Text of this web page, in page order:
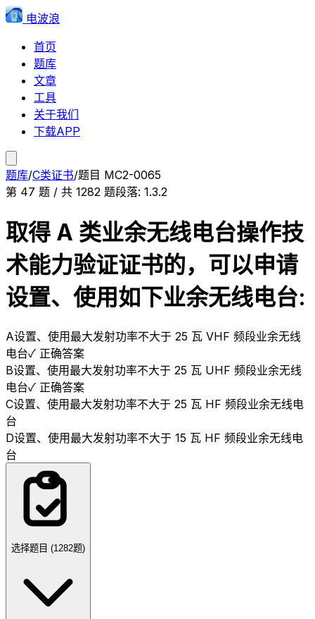
电波浪
首页
题库
文章
工具
关于我们
下载APP
题库/C类证书/题目 MC2-0065
第 47 题 / 共 1282 题段落: 1.3.2
取得 A 类业余无线电台操作技
术能力验证证书的，可以申请
设置、使用如下业余无线电台:
A设置、使用最大发射功率不大于 25 瓦 VHF 频段业余无线
电台✓ 正确答案
B设置、使用最大发射功率不大于 25 瓦 UHF 频段业余无线
电台✓ 正确答案
C设置、使用最大发射功率不大于 25 瓦 HF 频段业余无线电
台
D设置、使用最大发射功率不大于 15 瓦 HF 频段业余无线电
台
选择题目 (1282题)